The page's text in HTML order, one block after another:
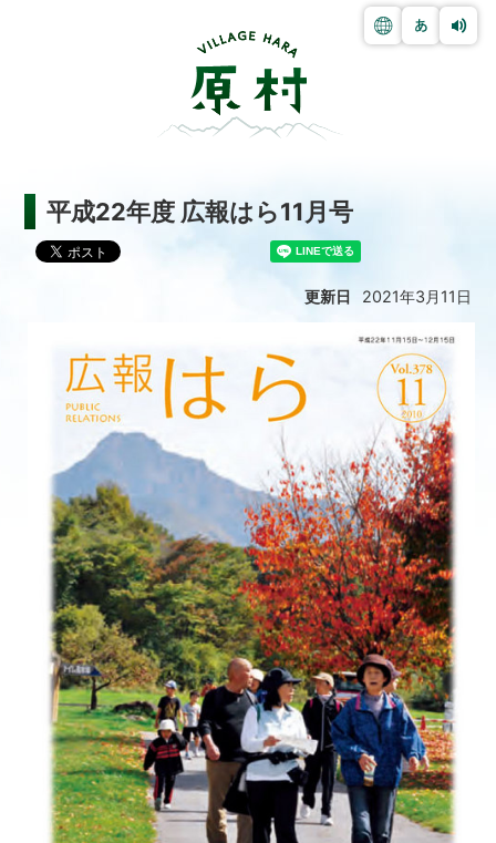
平成22年度 広報はら11月号
更新日 2021年3月11日